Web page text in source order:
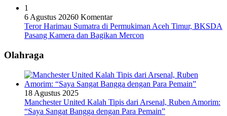
1
6 Agustus 20260 Komentar
Teror Harimau Sumatra di Permukiman Aceh Timur, BKSDA
Pasang Kamera dan Bagikan Mercon
Olahraga
18 Agustus 2025
Manchester United Kalah Tipis dari Arsenal, Ruben Amorim:
“Saya Sangat Bangga dengan Para Pemain”